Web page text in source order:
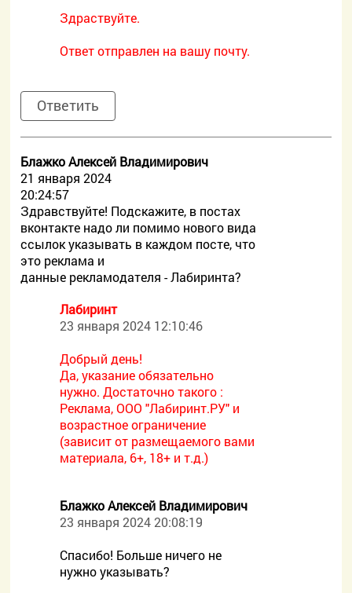
Здраствуйте.
Ответ отправлен на вашу почту.
Ответить
Блажко Алексей Владимирович
21 января 2024
20:24:57
Здравствуйте! Подскажите, в постах
вконтакте надо ли помимо нового вида
ссылок указывать в каждом посте, что
это реклама и
данные рекламодателя - Лабиринта?
Лабиринт
23 января 2024 12:10:46
Добрый день!
Да, указание обязательно
нужно. Достаточно такого :
Реклама, ООО "Лабиринт.РУ" и
возрастное ограничение
(зависит от размещаемого вами
материала, 6+, 18+ и т.д.)
Блажко Алексей Владимирович
23 января 2024 20:08:19
Спасибо! Больше ничего не
нужно указывать?